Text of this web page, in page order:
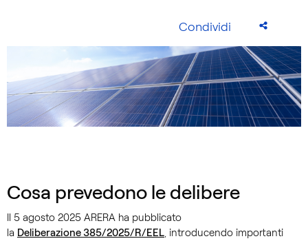
Condividi
Cosa prevedono le delibere
Il 5 agosto 2025 ARERA ha pubblicato
la Deliberazione 385/2025/R/EEL, introducendo importanti